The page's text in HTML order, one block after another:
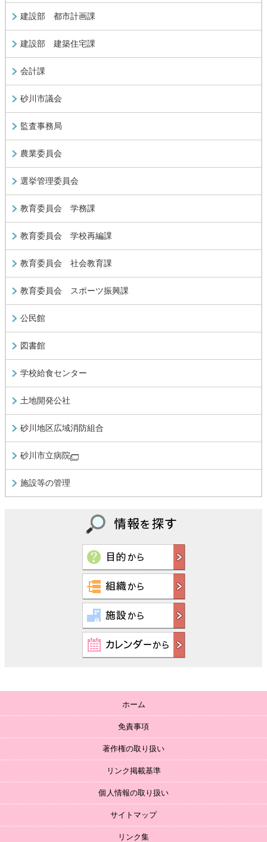
建設部 都市計画課
建設部 建築住宅課
会計課
砂川市議会
監査事務局
農業委員会
選挙管理委員会
教育委員会 学務課
教育委員会 学校再編課
教育委員会 社会教育課
教育委員会 スポーツ振興課
公民館
図書館
学校給食センター
土地開発公社
砂川地区広域消防組合
砂川市立病院
施設等の管理
ホーム
免責事項
著作権の取り扱い
リンク掲載基準
個人情報の取り扱い
サイトマップ
リンク集